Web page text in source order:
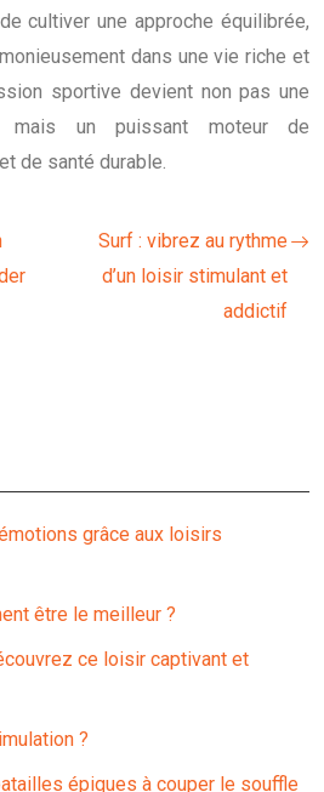
cultiver une approche équilibrée,
dans une vie riche et
sportive devient non pas une
mais un puissant moteur de
de santé durable.
Surf : vibrez au rythme
d’un loisir stimulant et
addictif
grâce aux loisirs
être le meilleur ?
ce loisir captivant et
?
épiques à couper le souffle